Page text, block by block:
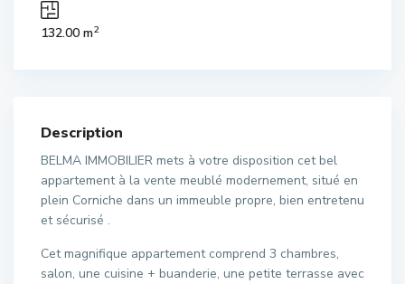
132.00 m2
Description
BELMA IMMOBILIER mets à votre disposition cet bel
appartement à la vente meublé modernement, situé en
plein Corniche dans un immeuble propre, bien entretenu
et sécurisé .
Cet magnifique appartement comprend 3 chambres,
salon, une cuisine + buanderie, une petite terrasse avec